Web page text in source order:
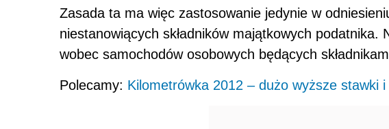
Zasada ta ma więc zastosowanie jedynie w
niestanowiących składników majątkowych podatnika.
wobec samochodów osobowych będących
Polecamy: Kilometrówka 2012 – dużo wyższe stawki i